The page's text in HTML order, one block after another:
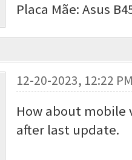
Placa Mãe: Asus
12-20-2023, 12:22
How about mobile
after last update.